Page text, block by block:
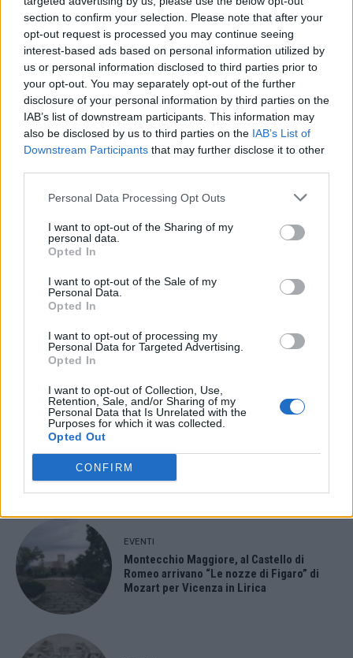
section to confirm your selection. Please note that after your
opt-out request is processed you may continue seeing
interest-based ads based on personal information utilized by
us or personal information disclosed to third parties prior to
your opt-out. You may separately opt-out of the further
disclosure of your personal information by third parties on the
IAB’s list of downstream participants. This information may
also be disclosed by us to third parties on the IAB’s List of
Downstream Participants that may further disclose it to other
Personal Data Processing Opt Outs
I want to opt-out of the Sharing of my
personal data.
Opted In
I want to opt-out of the Sale of my
Personal Data.
Opted In
I want to opt-out of processing my
Personal Data for Targeted Advertising.
Opted In
I want to opt-out of Collection, Use,
Retention, Sale, and/or Sharing of my
Personal Data that Is Unrelated with the
Purposes for which it was collected.
Opted Out
CONFIRM
Facebook Twitter
ARTICOLO PRECEDENTE
Vicenza con l’Ariadne auf Naxos
tra le dieci migliori
rappresentazioni d’opera del 2024
secondo la Frankfurter
Allgemeine Zeitung
ARTICOLO SUCCESSIVO
La magia dei presepi artigianali in
Duomo a Castelgomberto
STAY CONNECTED
9,253
Fans
3,533 2,652
Iscritti
- Advertisement -
- Advertisement -
ULTIMI ARTICOLI
EVENTI
Montecchio Maggiore, al Castello di
Romeo arrivano “Le nozze di Figaro” di
Mozart per Vicenza in Lirica